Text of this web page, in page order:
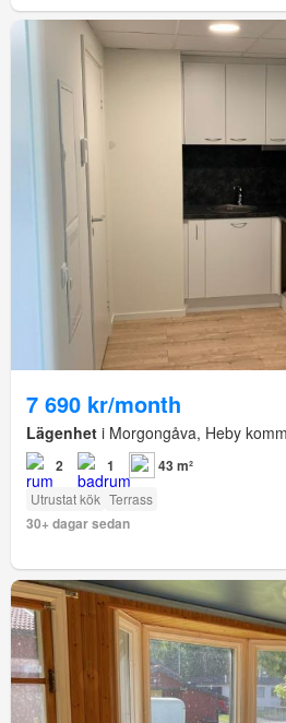
7 690 kr/month
Lägenhet i Morgongåva, Heby
2 1 43 m²
Utrustat kök Terrass
30+ dagar sedan